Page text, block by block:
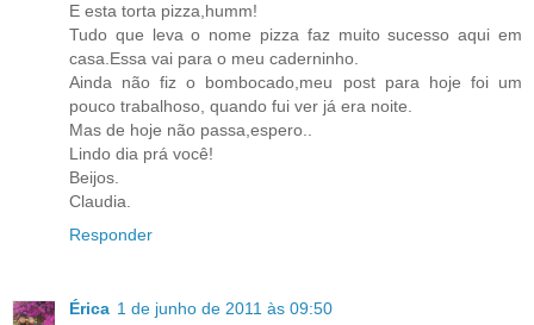
E esta torta pizza,humm!
Tudo que leva o nome pizza faz muito sucesso aqui em
casa.Essa vai para o meu caderninho.
Ainda não fiz o bombocado,meu post para hoje foi um
pouco trabalhoso, quando fui ver já era noite.
Mas de hoje não passa,espero..
Lindo dia prá você!
Beijos.
Claudia.
Responder
Érica 1 de junho de 2011 às 09:50